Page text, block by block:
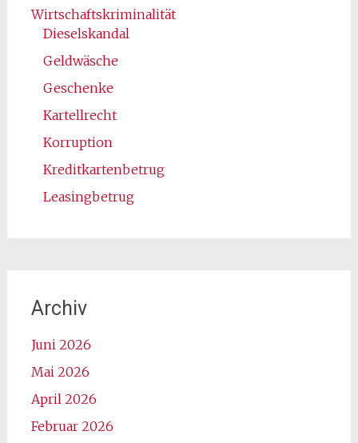
Wirtschaftskriminalität
Dieselskandal
Geldwäsche
Geschenke
Kartellrecht
Korruption
Kreditkartenbetrug
Leasingbetrug
Archiv
Juni 2026
Mai 2026
April 2026
Februar 2026